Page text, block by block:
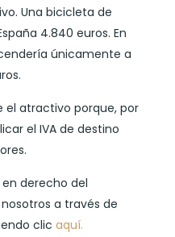
Una bicicleta de
4.840 euros. En
únicamente a
el atractivo porque, por
el IVA de destino
derecho del
a través de
clic aquí.